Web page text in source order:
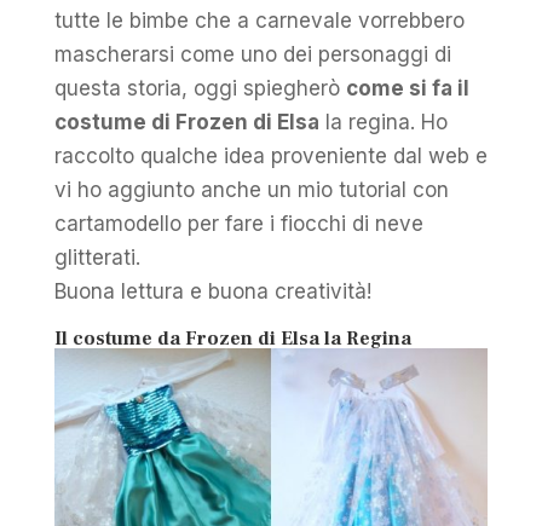
tutte le bimbe che a carnevale vorrebbero
mascherarsi come uno dei personaggi di
questa storia, oggi spiegherò come si fa il
costume di Frozen di Elsa la regina. Ho
raccolto qualche idea proveniente dal web e
vi ho aggiunto anche un mio tutorial con
cartamodello per fare i fiocchi di neve
glitterati.
Buona lettura e buona creatività!
Il costume da Frozen di Elsa la Regina